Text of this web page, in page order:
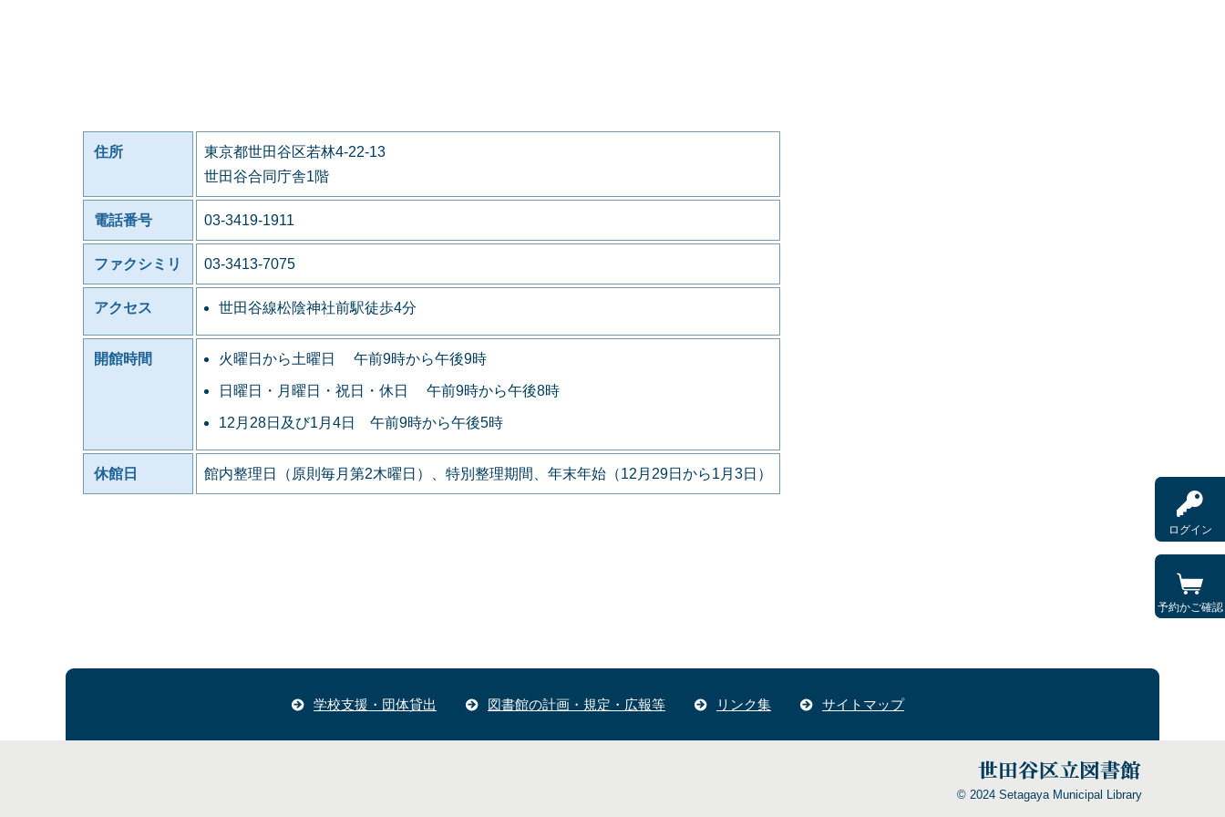
ログイン
予約かご確認
住所
東京都世田谷区若林4-22-13
世田谷合同庁舎1階
電話番号 03-3419-1911
ファクシミリ 03-3413-7075
アクセス 世田谷線松陰神社前駅徒歩4分
開館時間 火曜日から土曜日 午前9時から午後9時
日曜日・月曜日・祝日・休日 午前9時から午後8時
12月28日及び1月4日 午前9時から午後5時
休館日 館内整理日（原則毎月第2木曜日）、特別整理期間、年末年始（12月29日から1月3日）
学校支援・団体貸出 図書館の計画・規定・広報等 リンク集 サイトマップ
© 2024 Setagaya Municipal Library